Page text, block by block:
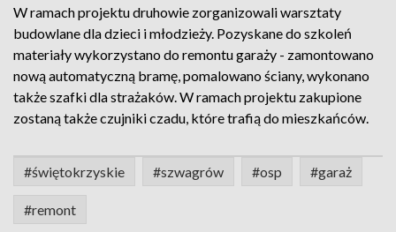
W ramach projektu druhowie zorganizowali warsztaty
budowlane dla dzieci i młodzieży. Pozyskane do szkoleń
materiały wykorzystano do remontu garaży - zamontowano
nową automatyczną bramę, pomalowano ściany, wykonano
także szafki dla strażaków. W ramach projektu zakupione
zostaną także czujniki czadu, które trafią do mieszkańców.
#świętokrzyskie #szwagrów #osp #garaż
#remont